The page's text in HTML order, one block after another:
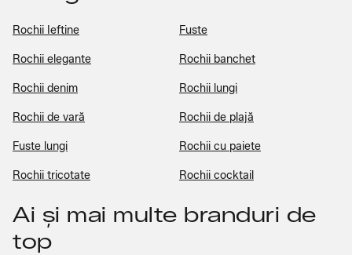
Rochii Ieftine Fuste
Rochii elegante Rochii banchet
Rochii denim Rochii lungi
Rochii de vară Rochii de plajă
Fuste lungi Rochii cu paiete
Rochii tricotate Rochii cocktail
Ai și mai multe branduri de
top